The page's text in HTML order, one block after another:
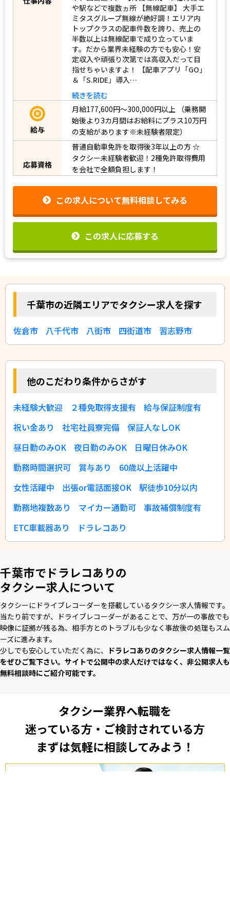
や駅などで複数ヵ所 【無線配車】 大手エ
ミタスグループ無線が絶好調！エリア内
トップクラスの配車件数を誇り、売上の
半数以上は無線配車で成り立っていま
す。だから業界未経験の方でも安心！安
定収入や頑張り次第では高収入だって目
指せちゃいますよ！ 【配車アプリ「GO」
＆「S.RIDE」導入…
続きを読む
給与
月給177,600円～300,000円以上 （乗務開
始後より3カ月間はお給料にプラス10万円
の支給があります※未経験者限定）
応募資格
普通自動車免許を取得後3年以上の方 ☆
タクシー未経験者歓迎！2種免許取得費用
を会社で全額負担します！
この求人について無料相談してみる
この求人に応募する
千葉市の近隣エリアでタクシー求人を探す
佐倉市 八千代市 八街市 四街道市 習志野市
他のこだわり条件からさがす
未経験大歓迎 ２種免取得支援有
給与保証制度有
祝い金あり
社宅社員寮完備
保証人なしOK
昼日勤のみOK
夜日勤のみOK
日曜日休みOK
勤務時間選択可
賞与あり
60歳以上活躍中
女性活躍中
出張or電話面接OK
駅徒歩10分以内
勤務地複数あり
マイカー通勤可
事故補償制度有
ETC車載器あり
ドラレコあり
千葉市でドラレコありの
タクシー求人について
タクシーにドライブレコーダーを搭載しているタクシー求⼈情報です。
当たり前ですが、ドライブレコーダーがあることで、万が⼀の事故でも
映像に証拠が残る為、相⼿⽅とのトラブルも少なく事故後の処理もスム
ーズに進みます。
少しでも安⼼していただく為に、 ドラレコありのタクシー求⼈情報⼀覧
をぜひご覧下さい。サイトで公開中の求⼈だけではなく、⾮公開求⼈も
無料相談時にご紹介可能です。
タクシー業界へ転職を
迷っている方・ご検討されている方
まずは気軽に相談してみよう！